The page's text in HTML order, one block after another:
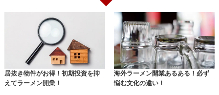
居抜き物件がお得！初期投資を抑
えてラーメン開業！
海外ラーメン開業あるある！必ず
悩む文化の違い！